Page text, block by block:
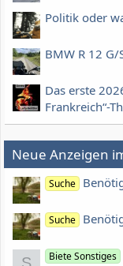
Politik oder
BMW R 12
Das erste
Frankreich“-
Neue Anzeigen
Suche
Suche
Biete Sonstiges